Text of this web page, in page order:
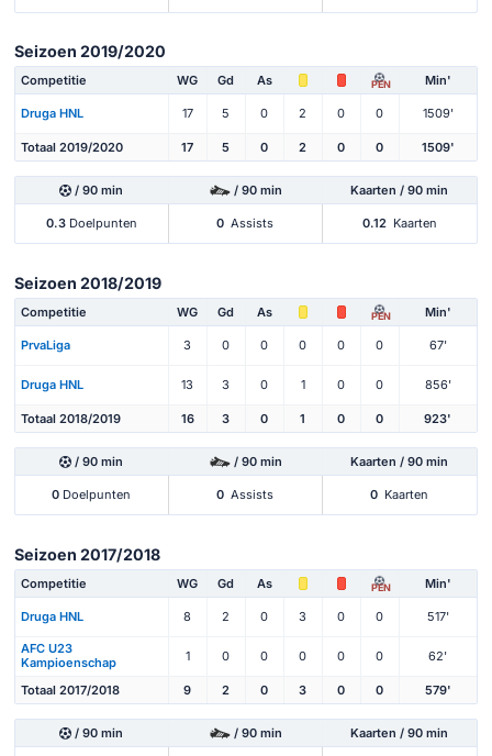
Seizoen 2019/2020
Competitie WG Gd As PEN Min'
Druga HNL 17 5 0 2 0 0 1509'
Totaal 2019/2020 17 5 0 2 0 0 1509'
/ 90 min / 90 min Kaarten / 90 min
0.3Doelpunten 0 Assists 0.12 Kaarten
Seizoen 2018/2019
Competitie WG Gd As PEN Min'
PrvaLiga 3 0 0 0 0 0 67'
Druga HNL 13 3 0 1 0 0 856'
Totaal 2018/2019 16 3 0 1 0 0 923'
/ 90 min / 90 min Kaarten / 90 min
0 Doelpunten 0 Assists 0 Kaarten
Seizoen 2017/2018
Competitie WG Gd As PEN Min'
Druga HNL 8 2 0 3 0 0 517'
AFC U23
Kampioenschap
1 0 0 0 0 0 62'
Totaal 2017/2018 9 2 0 3 0 0 579'
/ 90 min / 90 min Kaarten / 90 min